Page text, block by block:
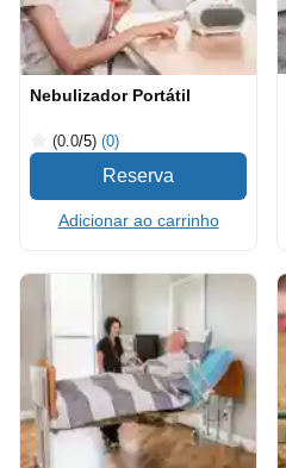
Nebulizador Portátil
(0.0/5) (0)
Adicionar ao carrinho